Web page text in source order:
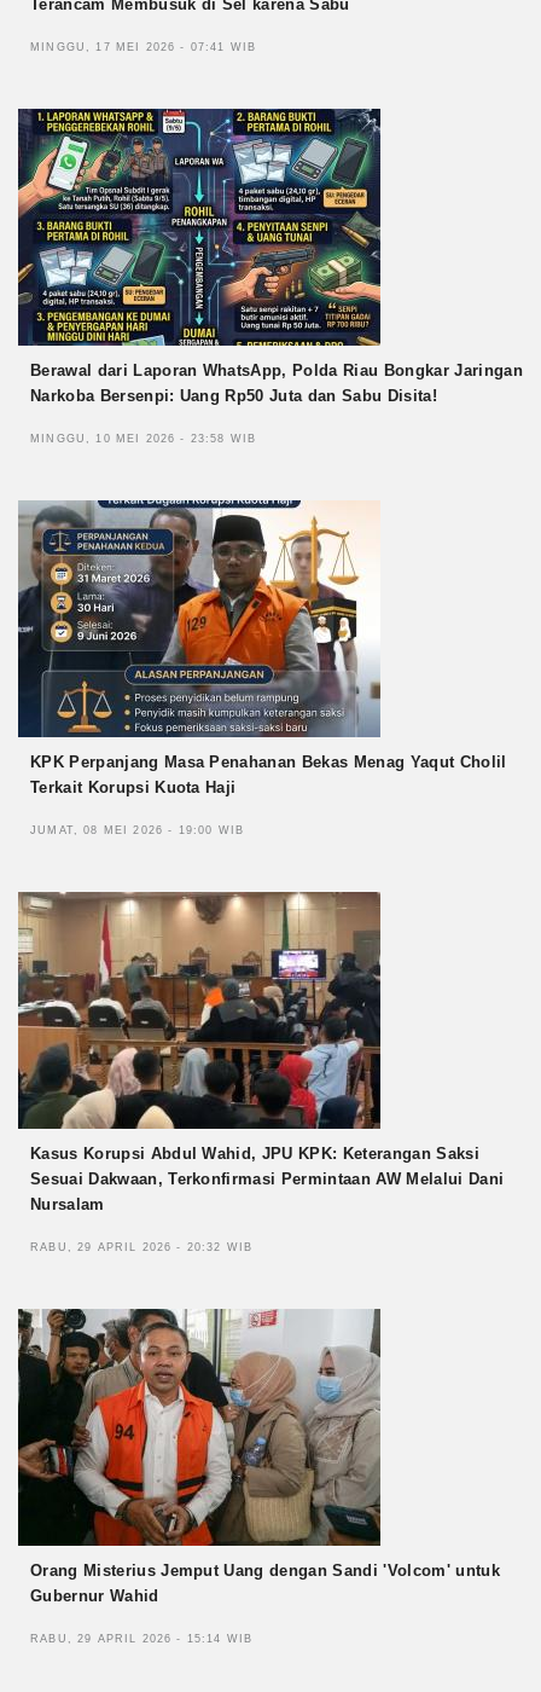
Terancam Membusuk di Sel karena Sabu
MINGGU, 17 MEI 2026 - 07:41 WIB
Berawal dari Laporan WhatsApp, Polda Riau Bongkar Jaringan
Narkoba Bersenpi: Uang Rp50 Juta dan Sabu Disita!
MINGGU, 10 MEI 2026 - 23:58 WIB
KPK Perpanjang Masa Penahanan Bekas Menag Yaqut Cholil
Terkait Korupsi Kuota Haji
JUMAT, 08 MEI 2026 - 19:00 WIB
Kasus Korupsi Abdul Wahid, JPU KPK: Keterangan Saksi
Sesuai Dakwaan, Terkonfirmasi Permintaan AW Melalui Dani
Nursalam
RABU, 29 APRIL 2026 - 20:32 WIB
Orang Misterius Jemput Uang dengan Sandi 'Volcom' untuk
Gubernur Wahid
RABU, 29 APRIL 2026 - 15:14 WIB